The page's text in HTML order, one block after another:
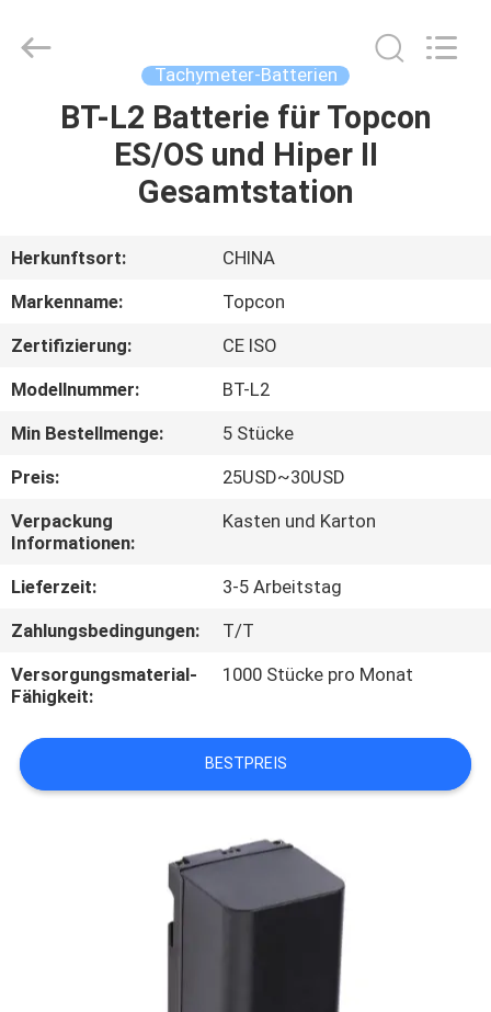
HAUS
PRODUKTE
ÜBER
UNS
FABRIK-
AUSFLUG
QUALITÄTSKONTROLLE
TRETEN
SIE
MIT
IN
VERBINDUNG
FORDERN
Co.,Ltd.
Tachymeter-Batterien
BT-L2 Batterie für Topcon
ES/OS und Hiper II
Gesamtstation
Herkunftsort:
CHINA
Markenname:
Topcon
Zertifizierung:
CE ISO
Modellnummer:
BT-L2
Min Bestellmenge:
5 Stücke
Preis:
25USD~30USD
Verpackung
Informationen:
Kasten und Karton
Lieferzeit:
3-5 Arbeitstag
Zahlungsbedingungen:
T/T
Versorgungsmaterial-
Fähigkeit:
1000 Stücke pro Monat
BESTPREIS